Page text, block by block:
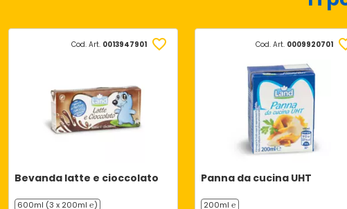
Cod. Art. 0013947901
Bevanda latte e cioccolato
600ml (3 x 200ml ℮)
Cod. Art. 0009920701
Panna da cucina UHT
200ml ℮